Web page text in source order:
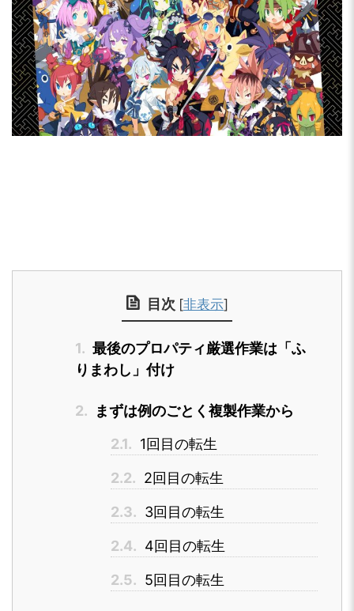
目次 [非表示]
1. 最後のプロパティ厳選作業は「ふ
りまわし」付け
2.
まずは例のごとく複製作業から
2.1. 1回目の転生
2.2. 2回目の転生
2.3. 3回目の転生
2.4. 4回目の転生
2.5. 5回目の転生